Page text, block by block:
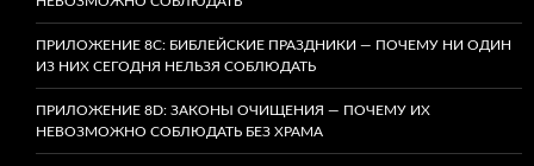
ПРИЛОЖЕНИЕ 8C: БИБЛЕЙСКИЕ ПРАЗДНИКИ — ПОЧЕМУ НИ ОДИН
ИЗ НИХ СЕГОДНЯ НЕЛЬЗЯ СОБЛЮДАТЬ
ПРИЛОЖЕНИЕ 8D: ЗАКОНЫ ОЧИЩЕНИЯ — ПОЧЕМУ ИХ
НЕВОЗМОЖНО СОБЛЮДАТЬ БЕЗ ХРАМА